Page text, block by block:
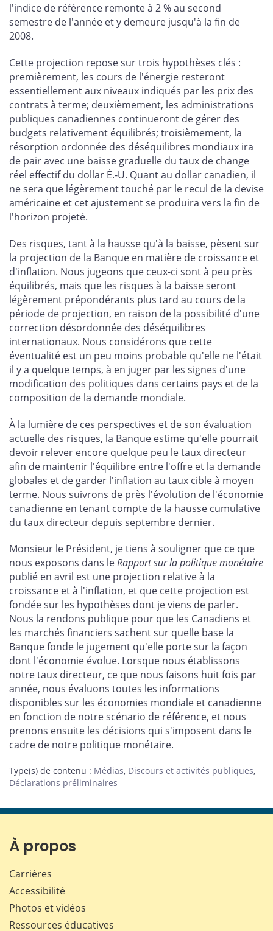
l'indice de référence remonte à 2 % au second
semestre de l'année et y demeure jusqu'à la fin de
2008.
Cette projection repose sur trois hypothèses clés :
premièrement, les cours de l'énergie resteront
essentiellement aux niveaux indiqués par les prix des
contrats à terme; deuxièmement, les administrations
publiques canadiennes continueront de gérer des
budgets relativement équilibrés; troisièmement, la
résorption ordonnée des déséquilibres mondiaux ira
de pair avec une baisse graduelle du taux de change
réel effectif du dollar É.-U. Quant au dollar canadien, il
ne sera que légèrement touché par le recul de la devise
américaine et cet ajustement se produira vers la fin de
l'horizon projeté.
Des risques, tant à la hausse qu'à la baisse, pèsent sur
la projection de la Banque en matière de croissance et
d'inflation. Nous jugeons que ceux-ci sont à peu près
équilibrés, mais que les risques à la baisse seront
légèrement prépondérants plus tard au cours de la
période de projection, en raison de la possibilité d'une
correction désordonnée des déséquilibres
internationaux. Nous considérons que cette
éventualité est un peu moins probable qu'elle ne l'était
il y a quelque temps, à en juger par les signes d'une
modification des politiques dans certains pays et de la
composition de la demande mondiale.
À la lumière de ces perspectives et de son évaluation
actuelle des risques, la Banque estime qu'elle pourrait
devoir relever encore quelque peu le taux directeur
afin de maintenir l'équilibre entre l'offre et la demande
globales et de garder l'inflation au taux cible à moyen
terme. Nous suivrons de près l'évolution de l'économie
canadienne en tenant compte de la hausse cumulative
du taux directeur depuis septembre dernier.
Monsieur le Président, je tiens à souligner que ce que
nous exposons dans leRapport sur la politique monétaire
publié en avril est une projection relative à la
croissance et à l'inflation, et que cette projection est
fondée sur les hypothèses dont je viens de parler.
Nous la rendons publique pour que les Canadiens et
les marchés financiers sachent sur quelle base la
Banque fonde le jugement qu'elle porte sur la façon
dont l'économie évolue. Lorsque nous établissons
notre taux directeur, ce que nous faisons huit fois par
année, nous évaluons toutes les informations
disponibles sur les économies mondiale et canadienne
en fonction de notre scénario de référence, et nous
prenons ensuite les décisions qui s'imposent dans le
cadre de notre politique monétaire.
Type(s) de contenu : Médias, Discours et activités publiques,
Déclarations préliminaires
À propos
Carrières
Accessibilité
Photos et vidéos
Ressources éducatives